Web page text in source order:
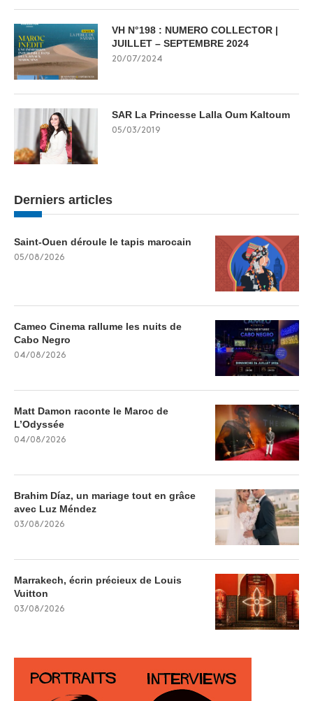
VH N°198 : NUMERO COLLECTOR |
JUILLET – SEPTEMBRE 2024
20/07/2024
SAR La Princesse Lalla Oum Kaltoum
05/03/2019
Derniers articles
Saint-Ouen déroule le tapis marocain
05/08/2026
Cameo Cinema rallume les nuits de
Cabo Negro
04/08/2026
Matt Damon raconte le Maroc de
L’Odyssée
04/08/2026
Brahim Díaz, un mariage tout en grâce
avec Luz Méndez
03/08/2026
Marrakech, écrin précieux de Louis
Vuitton
03/08/2026